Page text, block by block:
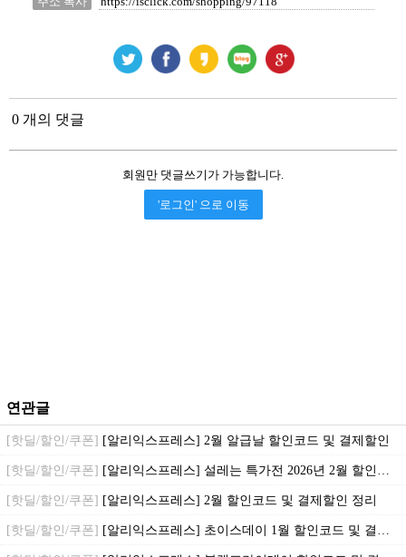
0 개의 댓글
회원만 댓글쓰기가 가능합니다.
'로그인' 으로 이동
연관글
[핫딜/할인/쿠폰] [알리익스프레스] 2월 알급날 할인코드 및 결제할인
[핫딜/할인/쿠폰] [알리익스프레스] 설레는 특가전 2026년 2월 할인코드
[핫딜/할인/쿠폰] [알리익스프레스] 2월 할인코드 및 결제할인 정리
[핫딜/할인/쿠폰] [알리익스프레스] 초이스데이 1월 할인코드 및 결제 할인 정리